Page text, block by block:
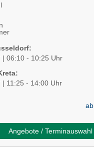
| 06:10 - 10:25 Uhr
| 11:25 - 14:00 Uhr
ab
Angebote / Terminauswahl